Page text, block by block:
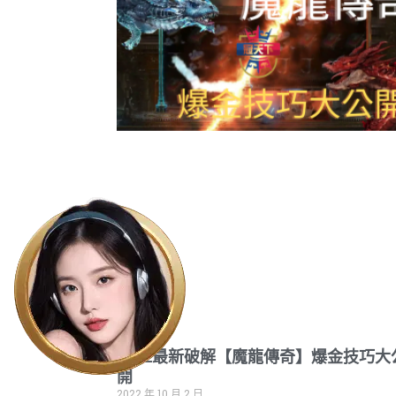
2022最新破解【魔龍傳奇】爆金技巧大
開